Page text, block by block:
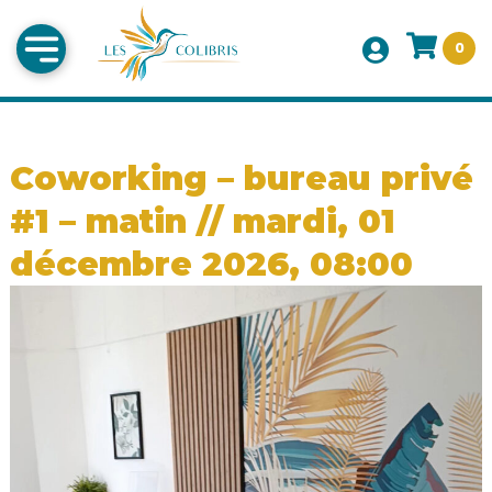
0
Coworking – bureau privé
#1 – matin // mardi, 01
décembre 2026, 08:00